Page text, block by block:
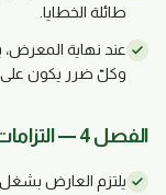
طائلة الخطايا.
عند نهاية المعرض،
وكلّ ضرر يكون على
الفصل 4 — التزامات العارض
يلتزم العارض